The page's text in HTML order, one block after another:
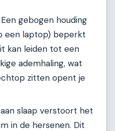
Een gebogen houding
een laptop) beperkt
kan leiden tot een
ademhaling, wat
zitten opent je
slaap verstoort het
in de hersenen. Dit